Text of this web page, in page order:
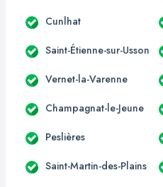
Cunlhat
Saint-Étienne-sur-Usson
Vernet-la-Varenne
Champagnat-le-Jeune
Peslières
Saint-Martin-des-Plains